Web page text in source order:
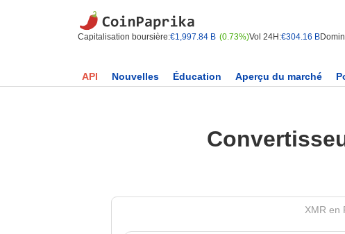
Capitalisation boursière:€1,997.84 B (0.73%)Vol 24H:€304.16 B
API Nouvelles Éducation Aperçu du marché
XMR en